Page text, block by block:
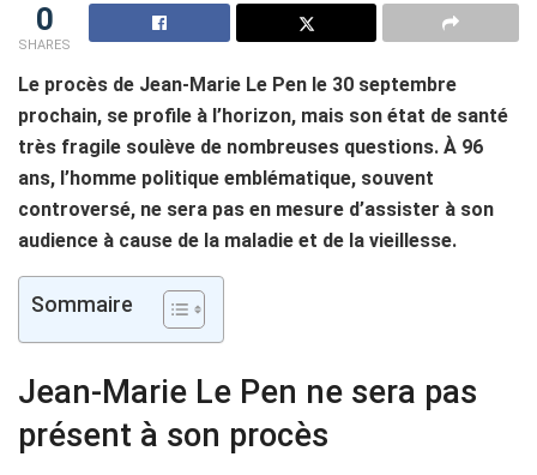
0
SHARES
Le procès de Jean-Marie Le Pen le 30 septembre
prochain, se profile à l’horizon, mais son état de santé
très fragile soulève de nombreuses questions. À 96
ans, l’homme politique emblématique, souvent
controversé, ne sera pas en mesure d’assister à son
audience à cause de la maladie et de la vieillesse.
Sommaire
Jean-Marie Le Pen ne sera pas
présent à son procès